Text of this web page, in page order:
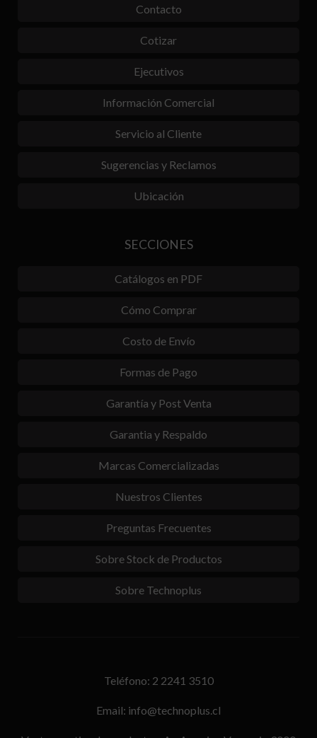
Contacto
Cotizar
Ejecutivos
Información Comercial
Servicio al Cliente
Sugerencias y Reclamos
Ubicación
SECCIONES
Catálogos en PDF
Cómo Comprar
Costo de Envío
Formas de Pago
Garantía y Post Venta
Garantia y Respaldo
Marcas Comercializadas
Nuestros Clientes
Preguntas Frecuentes
Sobre Stock de Productos
Sobre Technoplus
Teléfono: 2 2241 3510
Email: info@technoplus.cl